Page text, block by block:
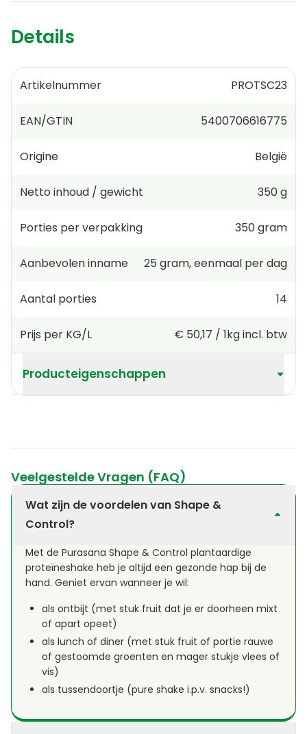
Details
Artikelnummer PROTSC23
EAN/GTIN 5400706616775
Origine België
Netto inhoud / gewicht 350 g
Porties per verpakking 350gram
Aanbevolen inname 25 gram,eenmaal per dag
Aantal porties 14
Prijs per KG/L € 50,17 / 1kgincl. btw
Producteigenschappen
Veelgestelde Vragen (FAQ)
Wat zijn de voordelen van Shape &
Control?
Met de Purasana Shape & Control plantaardige
proteïneshake heb je altijd een gezonde hap bij de
hand. Geniet ervan wanneer je wil:
als ontbijt (met stuk fruit dat je er doorheen mixt
of apart opeet)
als lunch of diner (met stuk fruit of portie rauwe
of gestoomde groenten en mager stukje vlees of
vis)
als tussendoortje (pure shake i.p.v. snacks!)